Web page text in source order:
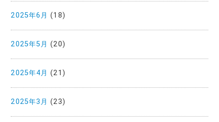
2025年6月 (18)
2025年5月 (20)
2025年4月 (21)
2025年3月 (23)